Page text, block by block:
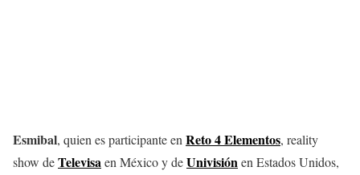
Esmibal, quien es participante en Reto 4 Elementos, reality
show deTelevisaen México y deUnivisiónen Estados Unidos,